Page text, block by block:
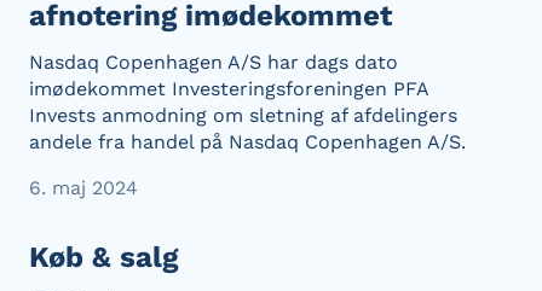
afnotering imødekommet
Nasdaq Copenhagen A/S har dags dato
imødekommet Investeringsforeningen PFA
Invests anmodning om sletning af afdelingers
andele fra handel på Nasdaq Copenhagen A/S.
6. maj 2024
Køb & salg